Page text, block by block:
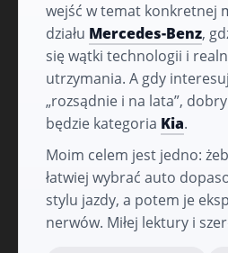
wejść w temat konkretnej
działu Mercedes-Benz,
się wątki technologii i
utrzymania. A gdy
„rozsądnie i na lata”,
będzie kategoria Kia.
Moim celem jest jedno:
łatwiej wybrać auto
stylu jazdy, a potem je
nerwów. Miłej lektury i